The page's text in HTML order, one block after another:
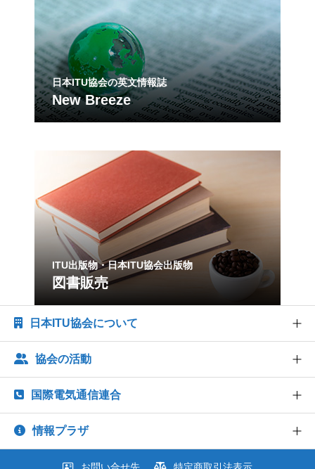
日本ITU協会の英文情報誌
New Breeze
ITU出版物・日本ITU協会出版物
図書販売
日本ITU協会について
協会概要
法人賛助会員のご案内
協会の活動
世界情報社会・電気通信日記念行事
国際電気通信連合
ITU とは
情報プラザ